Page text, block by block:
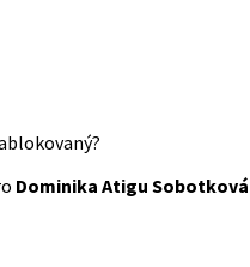
Dominika Atigu Sobotková